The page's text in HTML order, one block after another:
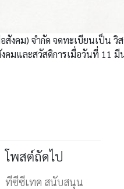
งคม) จำกัด จดทะเบียนเป็น วิ
คมและสวัสดิการเมื่อวันที่ 11 มี
โพสต์ถัดไป
ทีซีซีเทค สนับสนุน